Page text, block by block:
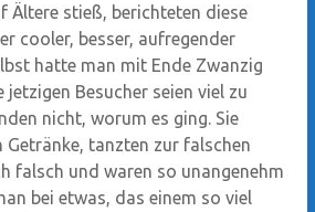
Ältere stieß, berichteten diese
cooler, besser, aufregender
hatte man mit Ende Zwanzig
jetzigen Besucher seien viel zu
nicht, worum es ging. Sie
Getränke, tanzten zur falschen
falsch und waren so unangenehm
bei etwas, das einem so viel